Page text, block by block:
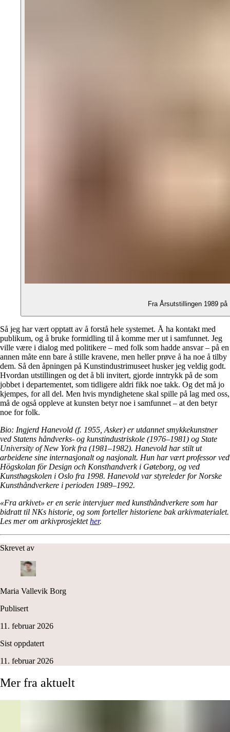
Fra Årsutstillingen 1989
Så jeg har vært opptatt av å forstå hele systemet. Å ha kontakt med
publikum, og å bruke formidling til å komme mer ut i samfunnet. Jeg
ville være i dialog med politikere – med folk som hadde ansvar – på en
annen måte enn bare å stille kravene, men heller prøve å ha noe å tilby
dem. Så den åpningen på Kunstindustrimuseet husker jeg veldig godt.
Hvordan utstillingen og det å bli invitert, gjorde inntrykk på de som
jobbet i departementet, som tidligere aldri fikk noe takk. Og det må jo
kjempes, for all del. Men hvis myndighetene skal spille på lag med oss,
må de også oppleve at kunsten betyr noe i samfunnet – at den betyr
noe for folk.
Bio: Ingjerd Hanevold (f. 1955, Asker) er utdannet smykkekunstner
ved Statens håndverks- og kunstindustriskole (1976–1981) og State
University of New York fra (1981–1982). Hanevold har stilt ut
arbeidene sine internasjonalt og nasjonalt. Hun har vært professor ved
Högskolan för Design och Konsthandverk i Gøteborg, og ved
Kunsthøgskolen i Oslo fra 1998. Hanevold var styreleder for Norske
Kunsthåndverkere i perioden 1989–1992.
«Fra arkivet» er en serie intervjuer med kunsthåndverkere som har
bidratt til NKs historie, og som forteller historiene bak arkivmaterialet.
Les mer om arkivprosjektether.
Skrevet av
Maria Vallevik Borg
Publisert
11. februar 2026
Sist oppdatert
11. februar 2026
Mer fra aktuelt